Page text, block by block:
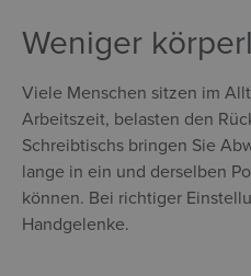
Weniger
Viele Menschen sitzen im
Arbeitszeit, belasten den
Schreibtischs bringen Sie
lange in ein und derselben
können. Bei richtiger
Handgelenke.